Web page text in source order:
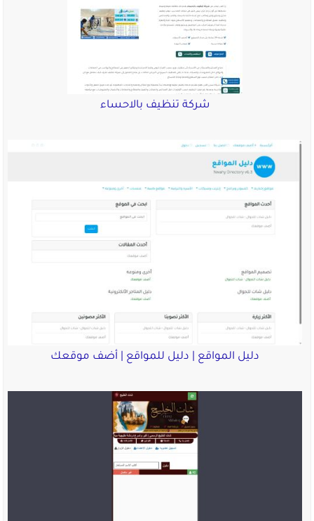
شركة تنظيف بالاحساء
دليل المواقع | دليل للمواقع | أضف موقعك